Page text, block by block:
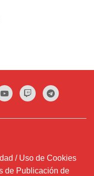
/ Uso de Cookies
de Publicación de